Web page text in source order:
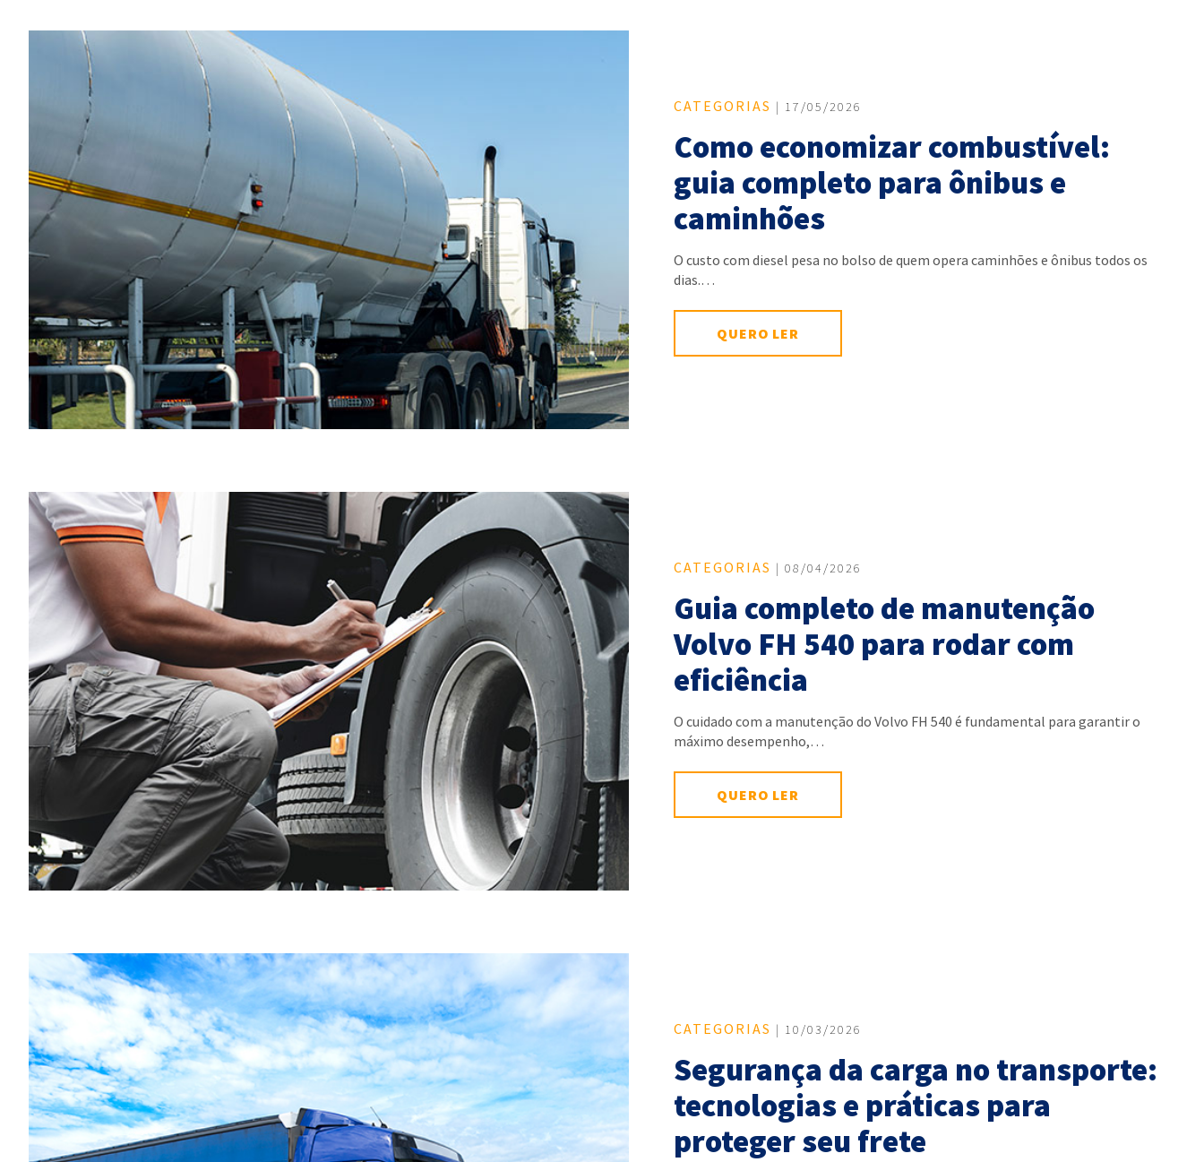
CATEGORIAS | 17/05/2026
Como economizar combustível:
guia completo para ônibus e
caminhões
O custo com diesel pesa no bolso de quem opera caminhões e ônibus todos os
dias.…
QUERO LER
CATEGORIAS | 08/04/2026
Guia completo de manutenção
Volvo FH 540 para rodar com
eficiência
O cuidado com a manutenção do Volvo FH 540 é fundamental para garantir o
máximo desempenho,…
QUERO LER
CATEGORIAS | 10/03/2026
Segurança da carga no transporte:
tecnologias e práticas para
proteger seu frete